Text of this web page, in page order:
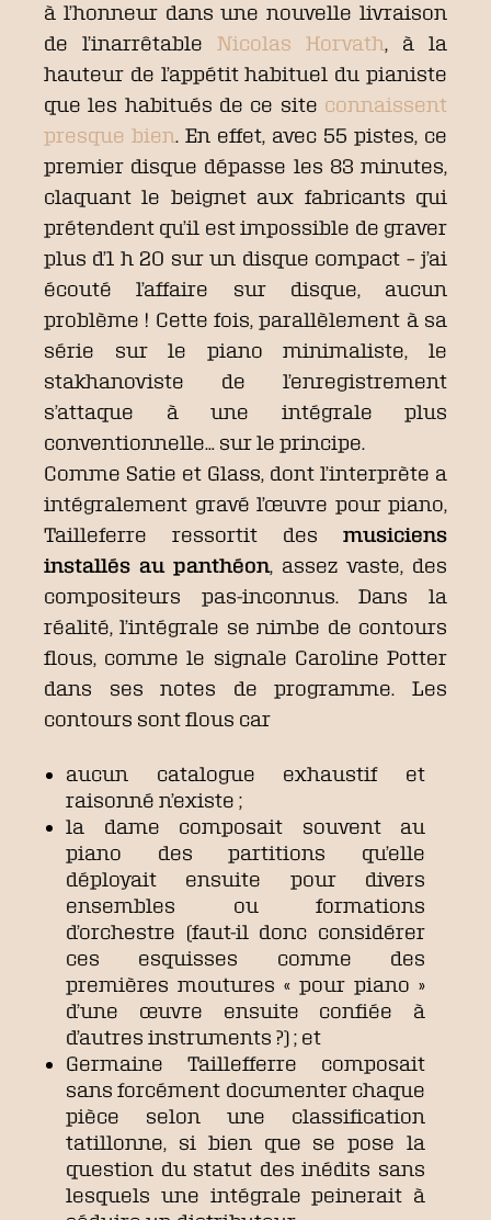
à l’honneur dans une nouvelle livraison
de l’inarrêtable Nicolas Horvath, à la
hauteur de l’appétit habituel du pianiste
que les habitués de ce site connaissent
presque bien. En effet, avec 55 pistes, ce
premier disque dépasse les 83 minutes,
claquant le beignet aux fabricants qui
prétendent qu’il est impossible de graver
plus d’1 h 20 sur un disque compact – j’ai
écouté l’affaire sur disque, aucun
problème ! Cette fois, parallèlement à sa
série sur le piano minimaliste, le
stakhanoviste de l’enregistrement
s’attaque à une intégrale plus
conventionnelle… sur le principe.
Comme Satie et Glass, dont l’interprète a
intégralement gravé l’œuvre pour piano,
Tailleferre ressortit des musiciens
installés au panthéon, assez vaste, des
compositeurs pas-inconnus. Dans la
réalité, l’intégrale se nimbe de contours
flous, comme le signale Caroline Potter
dans ses notes de programme. Les
contours sont flous car
aucun catalogue exhaustif et
raisonné n’existe ;
la dame composait souvent au
piano des partitions qu’elle
déployait ensuite pour divers
ensembles ou formations
d’orchestre (faut-il donc considérer
ces esquisses comme des
premières moutures « pour piano »
d’une œuvre ensuite confiée à
d’autres instruments ?) ; et
Germaine Taillefferre composait
sans forcément documenter chaque
pièce selon une classification
tatillonne, si bien que se pose la
question du statut des inédits sans
lesquels une intégrale peinerait à